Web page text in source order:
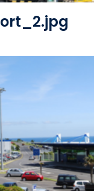
Voir le fichier